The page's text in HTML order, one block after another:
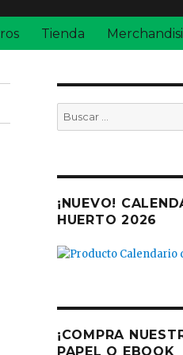
Tienda
Buscar
por:
¡NUEVO!
HUERTO 2026
¡COMPRA
PAPEL O EBOOK